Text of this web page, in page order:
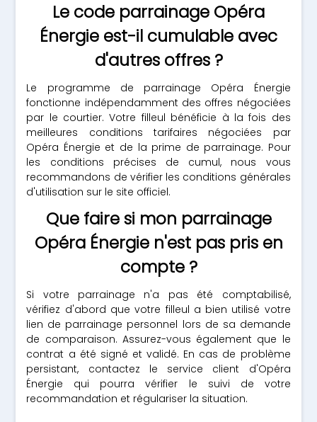
Le code parrainage Opéra
Énergie est-il cumulable avec
d'autres offres ?
Le programme de parrainage Opéra Énergie
fonctionne indépendamment des offres négociées
par le courtier. Votre filleul bénéficie à la fois des
meilleures conditions tarifaires négociées par
Opéra Énergie et de la prime de parrainage. Pour
les conditions précises de cumul, nous vous
recommandons de vérifier les conditions générales
d'utilisation sur le site officiel.
Que faire si mon parrainage
Opéra Énergie n'est pas pris en
compte ?
Si votre parrainage n'a pas été comptabilisé,
vérifiez d'abord que votre filleul a bien utilisé votre
lien de parrainage personnel lors de sa demande
de comparaison. Assurez-vous également que le
contrat a été signé et validé. En cas de problème
persistant, contactez le service client d'Opéra
Énergie qui pourra vérifier le suivi de votre
recommandation et régulariser la situation.